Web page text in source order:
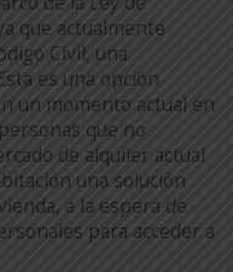
que actualmente
Civil, una
es una opción
un momento actual en
que no
de alquiler actual
una solución
a la espera de
para acceder a